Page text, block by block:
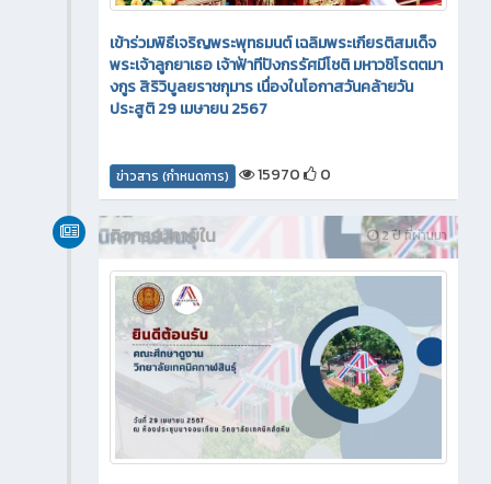
เข้าร่วมพิธีเจริญพระพุทธมนต์ เฉลิมพระเกียรติสมเด็จ
พระเจ้าลูกยาเธอ เจ้าฟ้าทีปังกรรัศมีโชติ มหาวชิโรตตมา
งกูร สิริวิบูลยราชกุมาร เนื่องในโอกาสวันคล้ายวัน
ประสูติ 29 เมษายน 2567
ข่าวสาร (กำหนดการ) 15970 0
2 ปี ที่ผ่านมา
กิจกรรมภายใน